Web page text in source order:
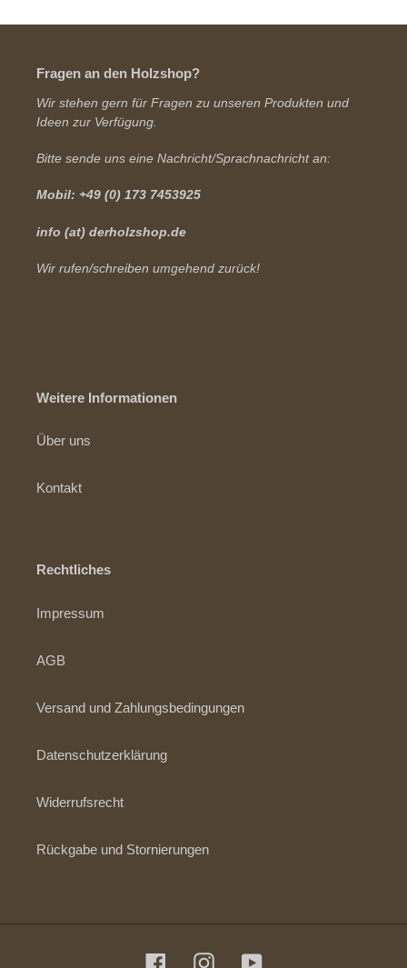
Fragen an den Holzshop?
Wir stehen gern für Fragen zu unseren Produkten und
Ideen zur Verfügung.
Bitte sende uns eine Nachricht/Sprachnachricht an:
Mobil: +49 (0) 173 7453925
info (at) derholzshop.de
Wir rufen/schreiben umgehend zurück!
Weitere Informationen
Über uns
Kontakt
Rechtliches
Impressum
AGB
Versand und Zahlungsbedingungen
Datenschutzerklärung
Widerrufsrecht
Rückgabe und Stornierungen
FacebookInstagramYouTube